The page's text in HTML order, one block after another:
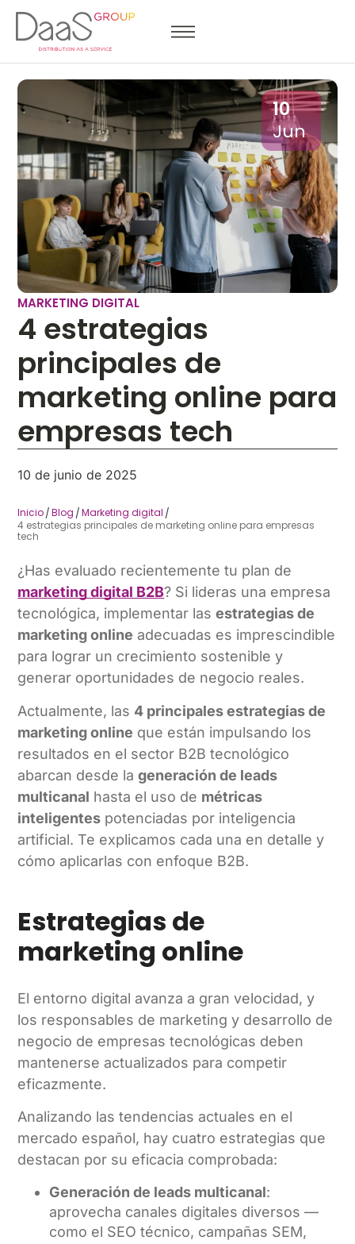
10
Jun
MARKETING DIGITAL
4 estrategias
principales de
marketing online para
empresas tech
10 de junio de 2025
Inicio/Blog /Marketing digital /
4 estrategias principales de marketing online para empresas
tech
¿Has evaluado recientemente tu plan de
marketing digital B2B? Si lideras una empresa
tecnológica, implementar lasestrategias de
marketing online adecuadas es imprescindible
para lograr un crecimiento sostenible y
generar oportunidades de negocio reales.
Actualmente, las 4 principales estrategias de
marketing online que están impulsando los
resultados en el sector B2B tecnológico
abarcan desde lageneración de leads
multicanal hasta el uso de métricas
inteligentes potenciadas por inteligencia
artificial. Te explicamos cada una en detalle y
cómo aplicarlas con enfoque B2B.
Estrategias de
marketing online
El entorno digital avanza a gran velocidad, y
los responsables de marketing y desarrollo de
negocio de empresas tecnológicas deben
mantenerse actualizados para competir
eficazmente.
Analizando las tendencias actuales en el
mercado español, hay cuatro estrategias que
destacan por su eficacia comprobada:
Generación de leads multicanal:
aprovecha canales digitales diversos —
como el SEO técnico, campañas SEM,